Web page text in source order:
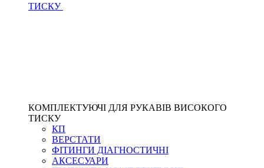
ТИСКУ
КОМПЛЕКТУЮЧІ ДЛЯ РУКАВІВ ВИСОКОГО
ТИСКУ
КП
ВЕРСТАТИ
ФІТИНГИ ДІАГНОСТИЧНІ
АКСЕСУАРИ